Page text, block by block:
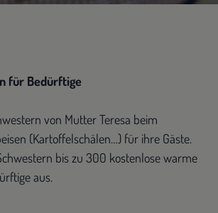
für Bedürftige
von Mutter Teresa beim
(Kartoffelschälen…) für ihre Gäste.
bis zu 300 kostenlose warme
aus.